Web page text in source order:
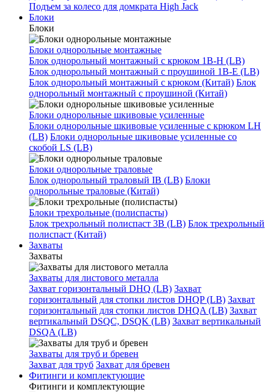
Подъем за колесо для домкрата High Jack
Блоки
Блоки
Блоки однорольные монтажные
Блок однорольный монтажный с крюком 1B-H (LB)
Блок однорольный монтажный с проушиной 1B-E (LB)
Блок однорольный монтажный с крюком (Китай) Блок
однорольный монтажный с проушиной (Китай)
Блоки однорольные шкивовые усиленные
Блоки однорольные шкивовые усиленные с крюком LH
(LB) Блоки однорольные шкивовые усиленные со
скобой LS (LB)
Блоки однорольные траловые
Блок однорольный траловый IB (LB) Блоки
однорольные траловые (Китай)
Блоки трехрольные (полиспасты)
Блок трехрольный полиспаст 3B (LB) Блок трехрольный
полиспаст (Китай)
Захваты
Захваты
Захваты для листового металла
Захват горизонтальный DHQ (LB) Захват
горизонтальный для стопки листов DHQP (LB) Захват
горизонтальный для стопки листов DHQA (LB) Захват
вертикальный DSQC, DSQK (LB) Захват вертикальный
DSQA (LB)
Захваты для труб и бревен
Захват для труб Захват для бревен
Фитинги и комплектующие
Фитинги и комплектующие